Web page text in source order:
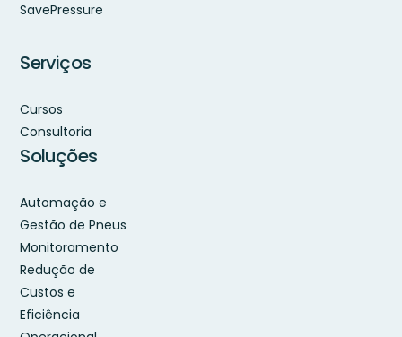
SavePressure
Serviços
Cursos
Consultoria
Soluções
Automação e
Gestão de Pneus
Monitoramento
Redução de
Custos e
Eficiência